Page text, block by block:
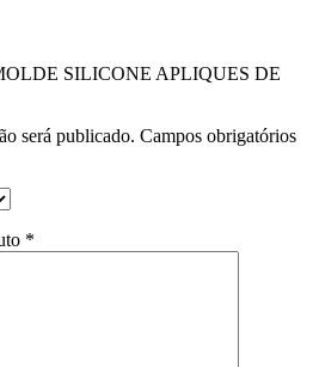
SILICONE APLIQUES DE
será publicado. Campos obrigatórios
*